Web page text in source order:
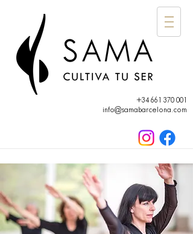
+34 661 370 001
info@samabarcelona.com